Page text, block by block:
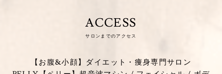
ACCESS
サロンまでのアクセス
【お腹&小顔】ダイエット・痩身専門サロン